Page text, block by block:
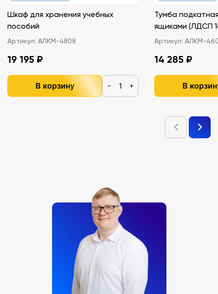
Шкаф для хранения учебных
пособий
Артикул: АЛКМ-4808
19 195 ₽
В корзину − +
Тумба
ящиками
Артикул: АЛКМ-
14 285 ₽
В